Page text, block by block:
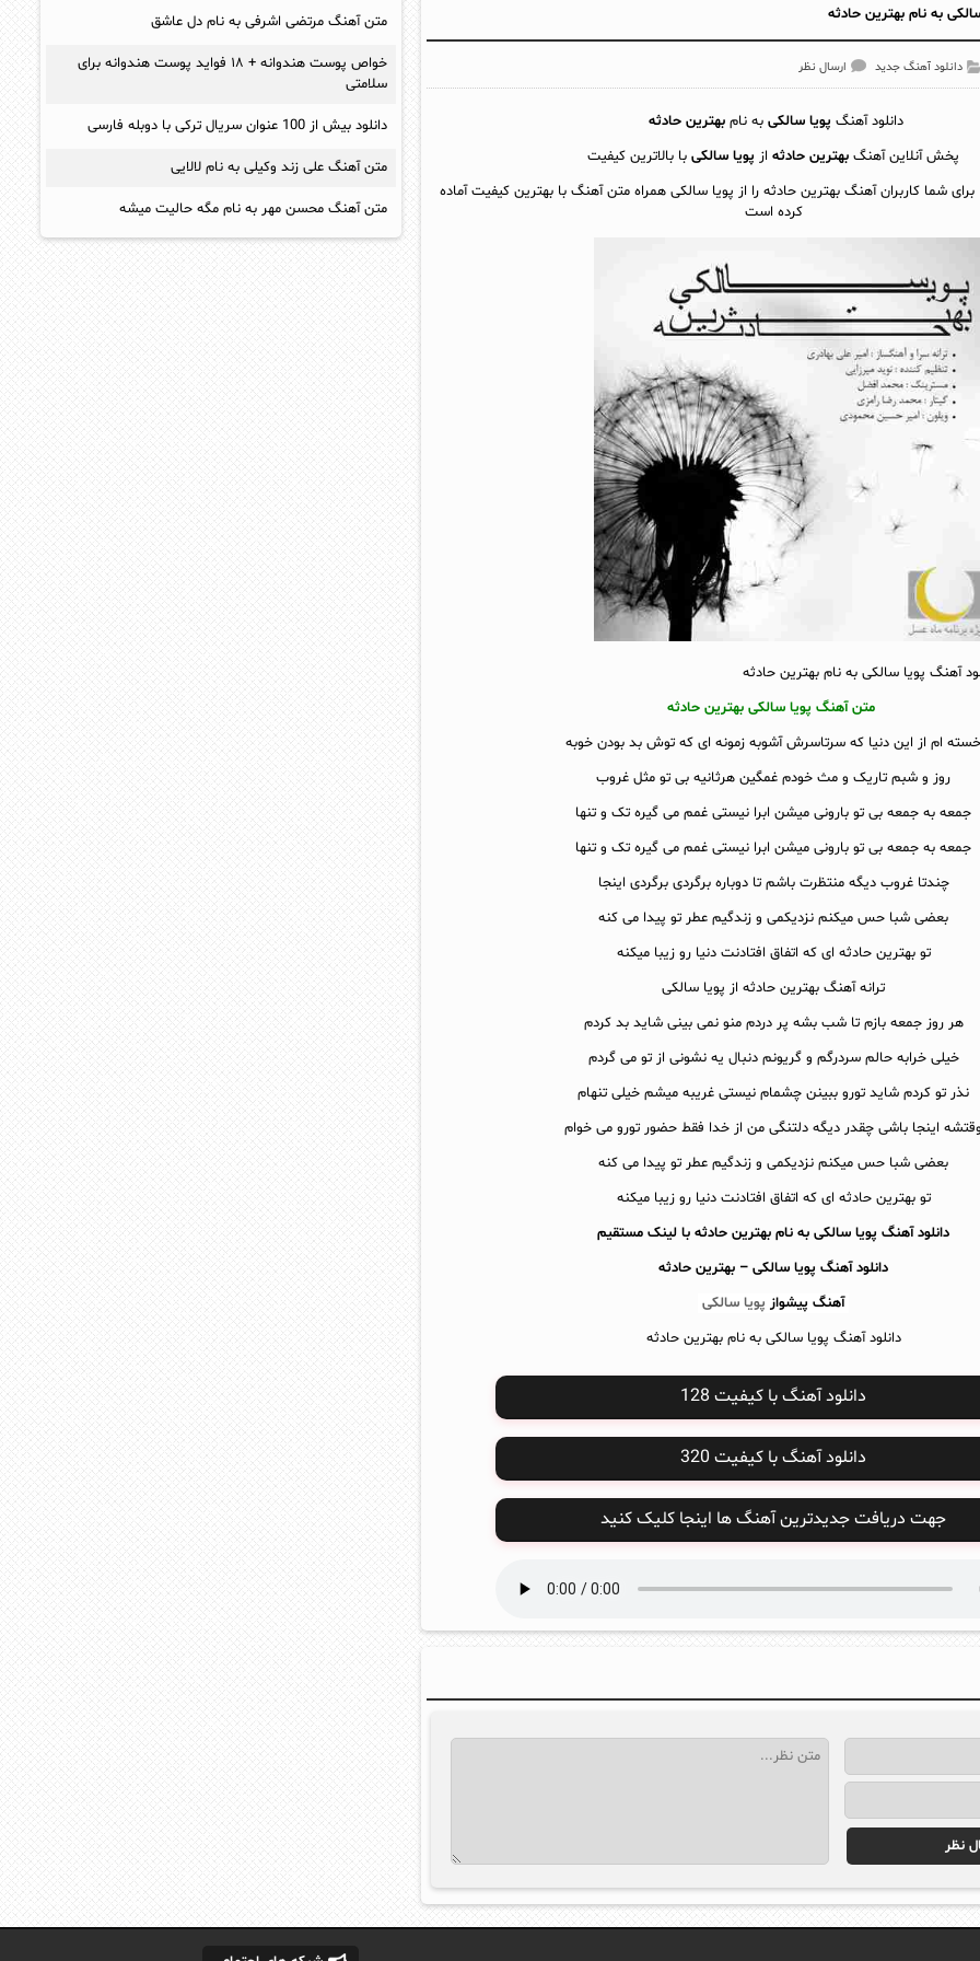
به نام بهترین حادثه
دانلود آهنگ جدید ارسال نظر
دانلود آهنگ پویا سالکی به نامبهترین حادثه
پخش آنلاين آهنگ بهترین حادثه از پویا سالکی با بالاترین کیفیت
شما کاربران آهنگ بهترین حادثه را از پویا سالکی همراه متن آهنگ با بهترین کیفیت آماده
کرده است
آهنگ پویا سالکی به نام بهترین حادثه
متن آهنگ پویا سالکی بهترین حادثه
خسته ام از این دنیا که سرتاسرش آشوبه زمونه ای که توش بد بودن خوبه
روز و شبم تاریک و مث خودم غمگین هرثانیه بی تو مثل غروب
جمعه به جمعه بی تو بارونی میشن ابرا نیستی غمم می گیره تک و تنها
جمعه به جمعه بی تو بارونی میشن ابرا نیستی غمم می گیره تک و تنها
چندتا غروب دیگه منتظرت باشم تا دوباره برگردی برگردی اینجا
بعضی شبا حس میکنم نزدیکمی و زندگیم عطر تو پیدا می کنه
تو بهترین حادثه ای که اتفاق افتادنت دنیا رو زیبا میکنه
ترانه آهنگ بهترین حادثه از پویا سالکی
هر روز جمعه بازم تا شب بشه پر دردم منو نمی بینی شاید بد کردم
خیلی خرابه حالم سردرگم و گریونم دنبال یه نشونی از تو می گردم
نذر تو کردم شاید تورو ببینن چشمام نیستی غریبه میشم خیلی تنهام
اینجا باشی چقدر دیگه دلتنگی من از خدا فقط حضور تورو می خوام
بعضی شبا حس میکنم نزدیکمی و زندگیم عطر تو پیدا می کنه
تو بهترین حادثه ای که اتفاق افتادنت دنیا رو زیبا میکنه
دانلود آهنگ پویا سالکی به نام بهترین حادثه با لینک مستقیم
دانلود آهنگ پویا سالکی – بهترین حادثه
آهنگ پیشواز پویا سالکی
دانلود آهنگ پویا سالکی به نام بهترین حادثه
دانلود آهنگ با کیفیت 128
دانلود آهنگ با کیفیت 320
جهت دریافت جدیدترین آهنگ ها اینجا کلیک کنید
متن آهنگ مرتضی اشرفی به نام دل عاشق
خواص پوست هندوانه + ۱۸ فواید پوست هندوانه برای
سلامتی
دانلود بیش از 100 عنوان سریال ترکی با دوبله فارسی
متن آهنگ علی زند وکیلی به نام لالایی
متن آهنگ محسن مهر به نام مگه حالیت میشه